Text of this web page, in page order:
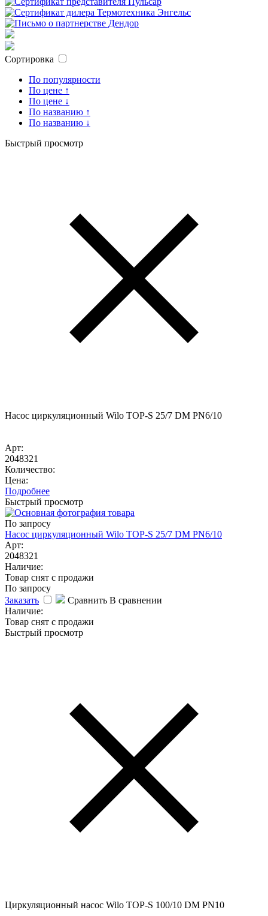
Сортировка
По популярности
По цене ↑
По цене ↓
По названию ↑
По названию ↓
Быстрый просмотр
Насос циркуляционный Wilo TOP-S 25/7 DM PN6/10
Арт:
2048321
Количество:
Цена:
Подробнее
Быстрый просмотр
По запросу
Насос циркуляционный Wilo TOP-S 25/7 DM PN6/10
Арт:
2048321
Наличие:
Товар снят с продажи
По запросу
Заказать
Сравнить В сравнении
Наличие:
Товар снят с продажи
Быстрый просмотр
Циркуляционный насос Wilo TOP-S 100/10 DM PN10